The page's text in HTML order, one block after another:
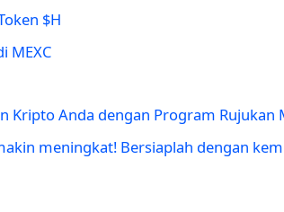
$H
MEXC
Kripto Anda dengan Program Rujukan
meningkat! Bersiaplah dengan